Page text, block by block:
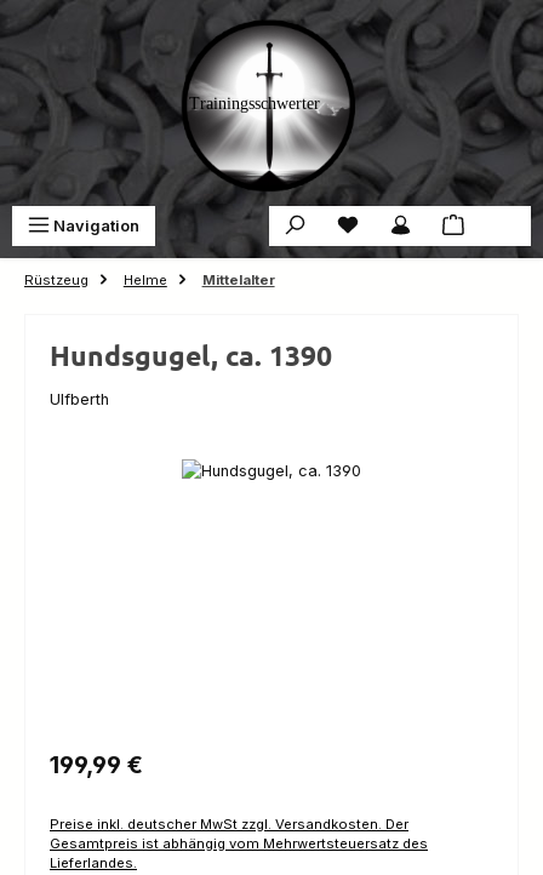
Zum Hauptinhalt springen
Navigation Du hast 0 Produkte auf
Rüstzeug Helme Mittelalter
Hundsgugel, ca. 1390
Ulfberth
Bildergalerie überspringen
Regulärer Preis:
199,99 €
Preise inkl. deutscher MwSt zzgl. Versandkosten. Der
Gesamtpreis ist abhängig vom Mehrwertsteuersatz des
Lieferlandes.